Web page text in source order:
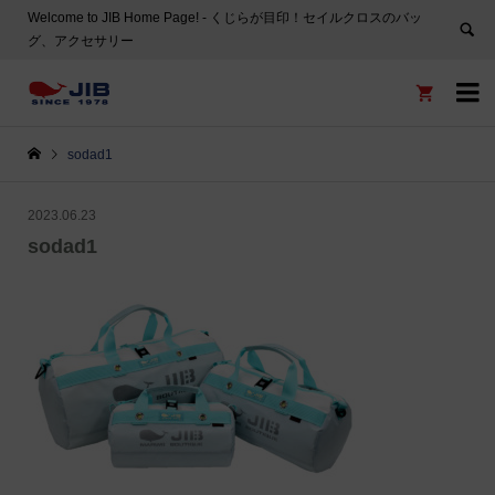
Welcome to JIB Home Page! ‐ くじらが目印！セイルクロスのバッ
グ、アクセサリー


sodad1
2023.06.23
sodad1